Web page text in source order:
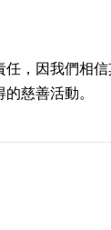
任，因我們相
慈善活動。